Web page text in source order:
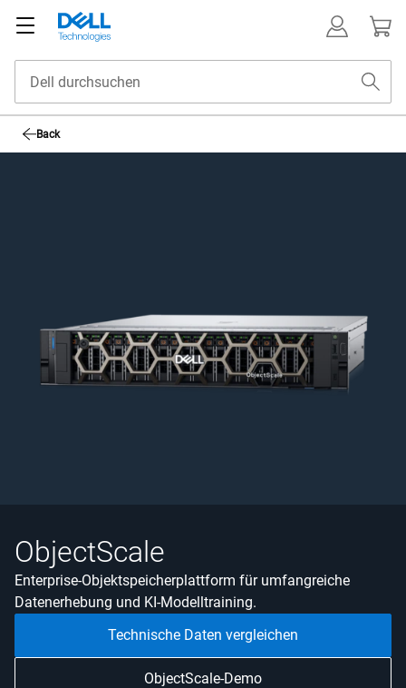
Back
ObjectScale Vertrieb kontaktieren
ObjectScale
Enterprise-Objektspeicherplattform für umfangreiche
Datenerhebung und KI-Modelltraining.
Technische Daten vergleichen
ObjectScale-Demo